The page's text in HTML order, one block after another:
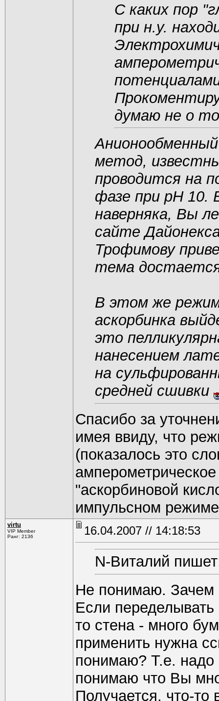
С каких пор
при н.у.
думаю не о
метод,
проводится на
фазе при рН 10.
наверняка, Вы
сайте
Трофимову
тема
В этом же
аскорбинка
это
нанесением
на
средней сшивки
Спасибо за
имея ввиду, что
(показалось это
"аскорбиновой
импульсном
virtu
VIP Member
Ранг: 2136
16.04.2007 // 14:18:53
N-Виталий
Не понимаю. Зачем
Если
то стена - много
применить нужна
понимаю? Т.е. надо
понимаю что Вы
Получается, что-